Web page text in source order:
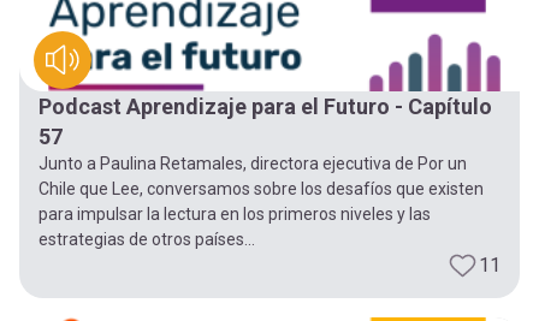
Podcast Aprendizaje para el Futuro - Capítulo
57
Junto a Paulina Retamales, directora ejecutiva de Por un
Chile que Lee, conversamos sobre los desafíos que existen
para impulsar la lectura en los primeros niveles y las
estrategias de otros países...
11